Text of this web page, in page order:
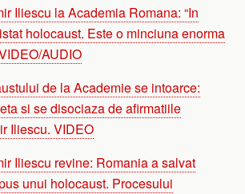
Iliescu la Academia Romana: “In
holocaust. Este o minciuna enorma
AUDIO
de la Academie se intoarce:
si se disociaza de afirmatiile
Iliescu. VIDEO
Iliescu revine: Romania a salvat
unui holocaust. Procesului